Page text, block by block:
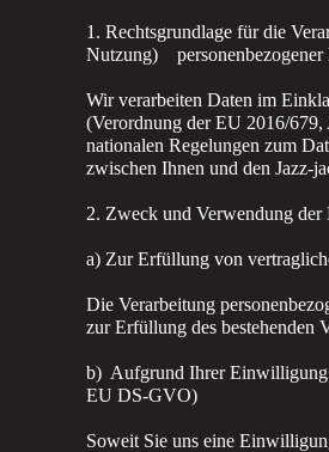
1. Rechtsgrundlage für die
Nutzung) personenbezogener
Wir verarbeiten Daten im
(Verordnung der EU 2016/
nationalen Regelungen zum
zwischen Ihnen und den Jazz-
2. Zweck und Verwendung der
a) Zur Erfüllung von
Die Verarbeitung
zur Erfüllung des bestehenden
b) Aufgrund Ihrer
EU DS-GVO)
Soweit Sie uns eine